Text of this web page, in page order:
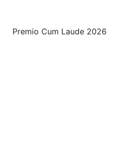
Premio Cum Laude 2026